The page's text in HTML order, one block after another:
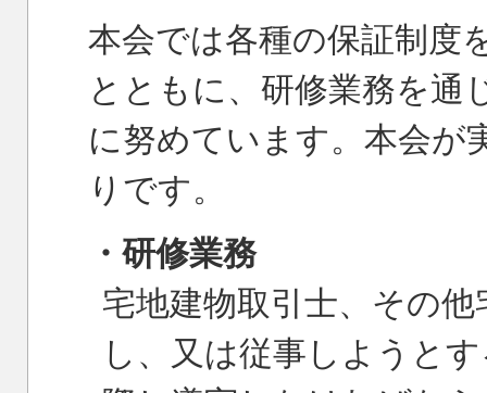
本会では各種の保証制度
とともに、研修業務を通
に努めています。本会が
りです。
・研修業務
宅地建物取引士、その
し、又は従事しようと